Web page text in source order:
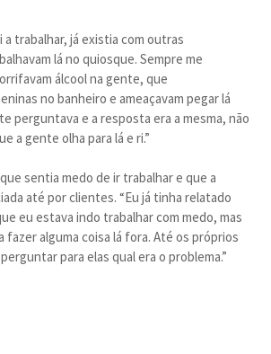
a trabalhar, já existia com outras
lá no quiosque. Sempre me
álcool na gente, que
no banheiro e ameaçavam pegar lá
perguntava e a resposta era a mesma, não
a gente olha para lá e ri.”
sentia medo de ir trabalhar e que a
até por clientes. “Eu já tinha relatado
eu estava indo trabalhar com medo, mas
fazer alguma coisa lá fora. Até os próprios
para elas qual era o problema.”